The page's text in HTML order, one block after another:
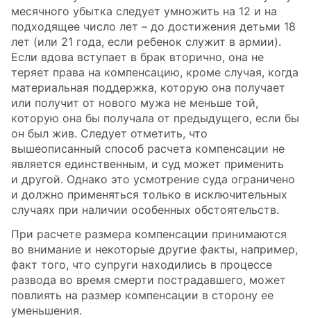
месячного убытка следует умножить на 12 и на
подходящее число лет – до достижения детьми 18
лет (или 21 года, если ребенок служит в армии).
Если вдова вступает в брак вторично, она не
теряет права на компенсацию, кроме случая, когда
материальная поддержка, которую она получает
или получит от нового мужа не меньше той,
которую она бы получала от предыдущего, если бы
он был жив. Следует отметить, что
вышеописанный способ расчета компенсации не
является единственным, и суд может применить
и другой. Однако это усмотрение суда ограничено
и должно применяться только в исключительных
случаях при наличии особенных обстоятельств.
При расчете размера компенсации принимаются
во внимание и некоторые другие факты, например,
факт того, что супруги находились в процессе
развода во время смерти пострадавшего, может
повлиять на размер компенсации в сторону ее
уменьшения.